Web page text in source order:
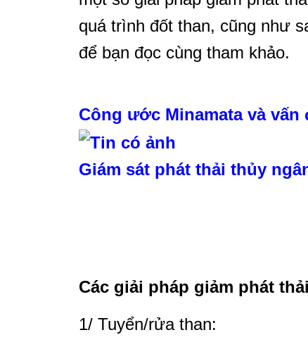
quá trình đốt than, cũng như
để bạn đọc cùng tham khảo.
Công ước Minamata và
Giám sát phát thải thủy
Các giải pháp giảm phát
1/ Tuyển/rửa than: